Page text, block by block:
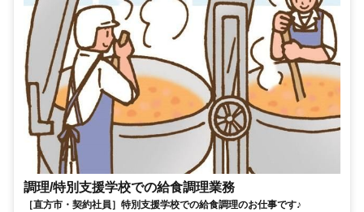
調理/特別支援学校での給食調理業務
［直方市・契約社員］特別支援学校での給食調理のお仕事です♪